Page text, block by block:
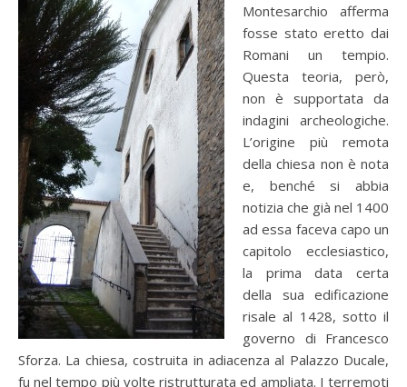
Montesarchio afferma
fosse stato eretto dai
Romani un tempio.
Questa teoria, però,
non è supportata da
indagini archeologiche.
L’origine più remota
della chiesa non è nota
e, benché si abbia
notizia che già nel 1400
ad essa faceva capo un
capitolo ecclesiastico,
la prima data certa
della sua edificazione
risale al 1428, sotto il
governo di Francesco
Sforza. La chiesa, costruita in adiacenza al Palazzo Ducale,
fu nel tempo più volte ristrutturata ed ampliata. I terremoti